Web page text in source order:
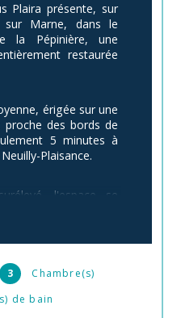
3
Chambre(s)
de bain
Plaira présente, sur
Marne, dans le
la Pépinière, une
restaurée
érigée sur une
proche des bords de
5 minutes à
Plaisance.
l'espace se
équipée de
arrière..
de 12m², un